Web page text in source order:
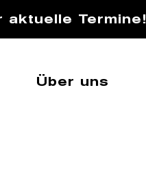
Termine!
Über uns